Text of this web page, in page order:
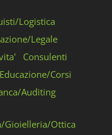
Logistica
Legale
Consulenti
Educazione/Corsi
Auditing
Gioielleria/Ottica